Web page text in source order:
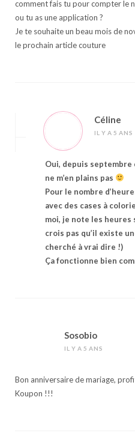
comment fais tu pour compter le
ou tu as une application ?
Je te souhaite un beau mois de
le prochain article couture
Céline
IL Y A 5 ANS
Oui, depuis septembre
ne m’en plains pas
Pour le nombre
avec des cases à
moi, je note les heures
crois pas qu’il existe
cherché à vrai dire !)
Ça fonctionne bien
Sosobio
IL Y A 5 ANS
Bon anniversaire de mariage,
Koupon !!!